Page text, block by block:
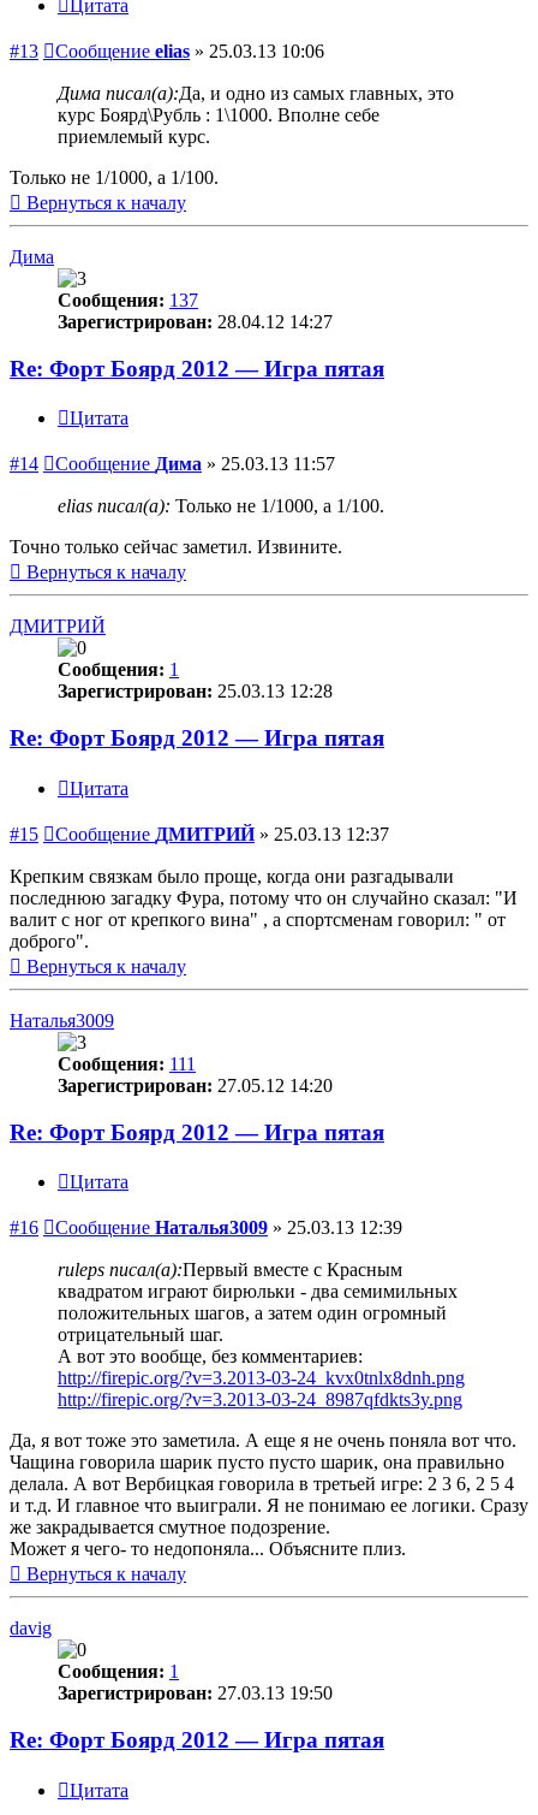
Цитата
#13 Сообщение elias » 25.03.13 10:06
Дима писал(а):Да, и одно из самых главных, это
курс Боярд\Рубль : 1\1000. Вполне себе
приемлемый курс.
Только не 1/1000, а 1/100.
Вернуться к началу
Дима
Сообщения: 137
Зарегистрирован: 28.04.12 14:27
Re: Форт Боярд 2012 — Игра пятая
Цитата
#14 Сообщение Дима » 25.03.13 11:57
elias писал(а): Только не 1/1000, а 1/100.
Точно только сейчас заметил. Извините.
Вернуться к началу
ДМИТРИЙ
Сообщения: 1
Зарегистрирован: 25.03.13 12:28
Re: Форт Боярд 2012 — Игра пятая
Цитата
#15 Сообщение ДМИТРИЙ» 25.03.13 12:37
Крепким связкам было проще, когда они разгадывали
последнюю загадку Фура, потому что он случайно сказал: "И
валит с ног от крепкого вина" , а спортсменам говорил: " от
доброго".
Вернуться к началу
Наталья3009
Сообщения: 111
Зарегистрирован: 27.05.12 14:20
Re: Форт Боярд 2012 — Игра пятая
Цитата
#16 Сообщение Наталья3009 » 25.03.13 12:39
ruleps писал(а):Первый вместе с Красным
квадратом играют бирюльки - два семимильных
положительных шагов, а затем один огромный
отрицательный шаг.
А вот это вообще, без комментариев:
http://firepic.org/?v=3.2013-03-24_kvx0tnlx8dnh.png
http://firepic.org/?v=3.2013-03-24_8987qfdkts3y.png
Да, я вот тоже это заметила. А еще я не очень поняла вот что.
Чащина говорила шарик пусто пусто шарик, она правильно
делала. А вот Вербицкая говорила в третьей игре: 2 3 6, 2 5 4
и т.д. И главное что выиграли. Я не понимаю ее логики. Сразу
же закрадывается смутное подозрение.
Может я чего- то недопоняла... Объясните плиз.
Вернуться к началу
davig
Сообщения: 1
Зарегистрирован: 27.03.13 19:50
Re: Форт Боярд 2012 — Игра пятая
Цитата